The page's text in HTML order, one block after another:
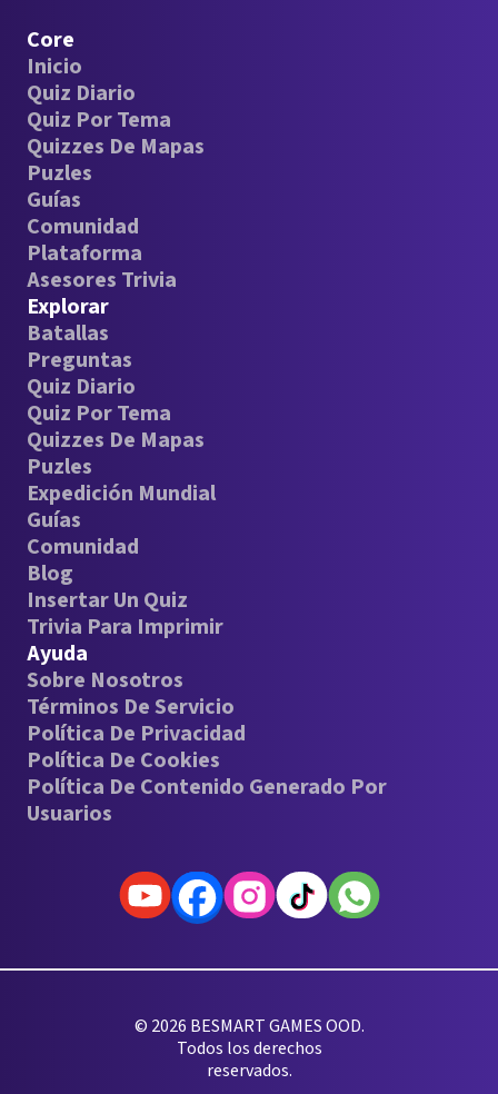
Core
Inicio
Quiz Diario
Quiz Por Tema
Quizzes De Mapas
Puzles
Guías
Comunidad
Plataforma
Asesores Trivia
Explorar
Batallas
Preguntas
Quiz Diario
Quiz Por Tema
Quizzes De Mapas
Puzles
Expedición Mundial
Guías
Comunidad
Blog
Insertar Un Quiz
Trivia Para Imprimir
Ayuda
Sobre Nosotros
Términos De Servicio
Política De Privacidad
Política De Cookies
Política De Contenido Generado Por
Usuarios
© 2026 BESMART GAMES OOD.
Todos los derechos
reservados.